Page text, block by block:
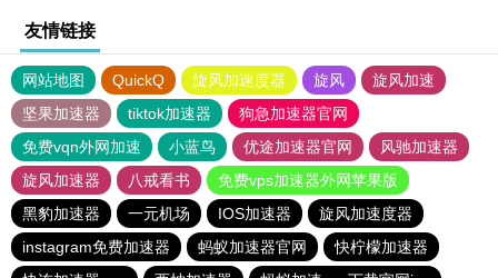
友情链接
网站地图 QuickQ 旋风加速度器 旋风
旋风加速
坚果加速器
tiktok加速器
狗急加速器官网
免费vqn外网加速
小蓝鸟 优途加速器官网
风驰加速器
旋风加速器
八戒看书
免费vps加速器外网苹果版
黑豹加速器
一元机场 IOS加速器
旋风加速度器
instagram免费加速器
蚂蚁加速器官网
快柠檬加速器